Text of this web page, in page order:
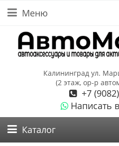
Меню
Калининград ул.
(2 этаж, ор-р
+7
Написать
Каталог